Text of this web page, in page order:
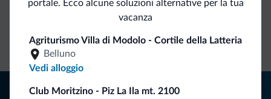
portale. Ecco alcune soluzioni alternative per la tua
vacanza
Agriturismo Villa di Modolo - Cortile della Latteria
Belluno
Vedi alloggio
Club Moritzino - Piz La Ila mt. 2100
diretto
Tariffe
vantaggiose
vincolanti
Consigli dalle Dolomiti